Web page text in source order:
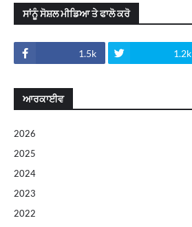
ਸਾਂਨੂੰ ਸੋਸ਼ਲ ਮੀਡਿਆ ਤੇ ਫਾਲੋ ਕਰੋ
1.5k 1.2k
ਆਰਕਾਈਵ
2026
2025
2024
2023
2022